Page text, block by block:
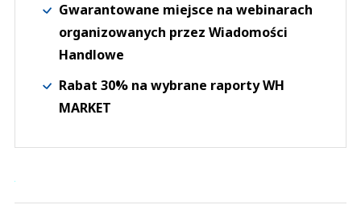
Gwarantowane miejsce na webinarach
organizowanych przez Wiadomości
Handlowe
Rabat 30% na wybrane raporty WH
MARKET